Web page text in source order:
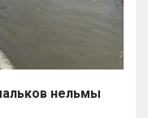
нельмы